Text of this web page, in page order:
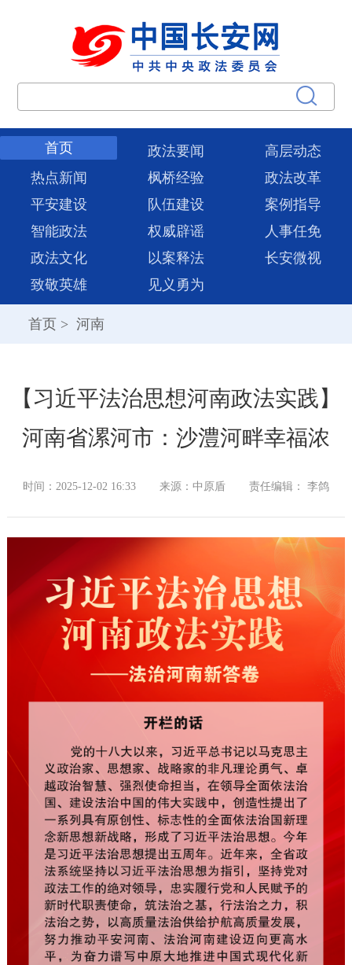
首页 政法要闻
高层动态
热点新闻
枫桥经验
政法改革
平安建设
队伍建设
案例指导
智能政法
权威辟谣
人事任免
政法文化
以案释法
长安微视
致敬英雄
见义勇为
首页 > 河南
【习近平法治思想河南政法实践】
河南省漯河市：沙澧河畔幸福浓
时间：2025-12-02 16:33 来源：中原盾 责任编辑： 李鸽